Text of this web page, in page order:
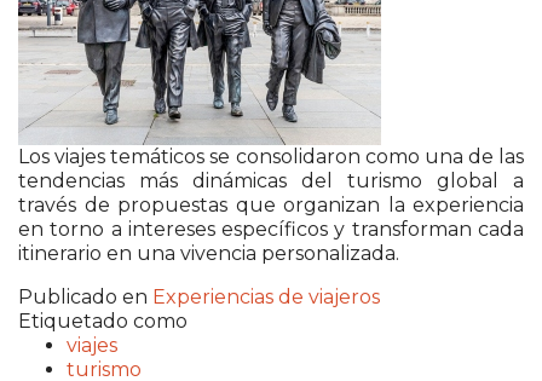
Los viajes temáticos se consolidaron como una de las
tendencias más dinámicas del turismo global a
través de propuestas que organizan la experiencia
en torno a intereses específicos y transforman cada
itinerario en una vivencia personalizada.
Publicado en Experiencias de viajeros
Etiquetado como
viajes
turismo